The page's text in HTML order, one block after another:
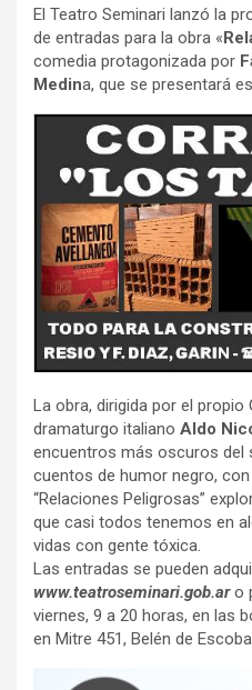
El Teatro Seminari lanzó la
de entradas para la obra «
comedia protagonizada por
Medina, que se presentará
La obra, dirigida por el propio
dramaturgo italiano Aldo
encuentros más oscuros del
cuentos de humor negro,
“Relaciones Peligrosas”
que casi todos tenemos en
vidas con gente tóxica.
Las entradas se pueden
www.teatroseminari.gob.aro
viernes, 9 a 20 horas, en las
en Mitre 451, Belén de